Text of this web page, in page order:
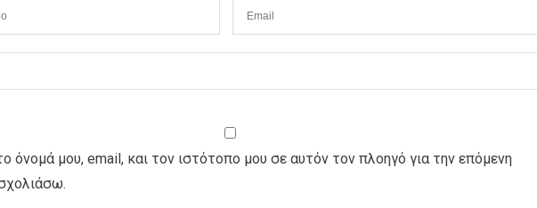
όνομά μου, email, και τον ιστότοπο μου σε αυτόν τον πλοηγό για την επόμενη